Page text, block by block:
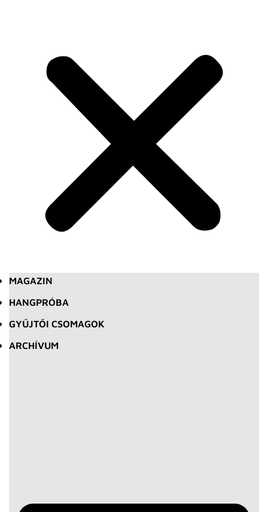
MAGAZIN
HANGPRÓBA
GYŰJTŐI CSOMAGOK
ARCHÍVUM